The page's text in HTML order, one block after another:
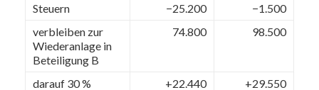
Steuern −25.200
−1.500
verbleiben zur
Wiederanlage in
Beteiligung B
74.800 98.500
darauf 30 %
+22.440 +29.550